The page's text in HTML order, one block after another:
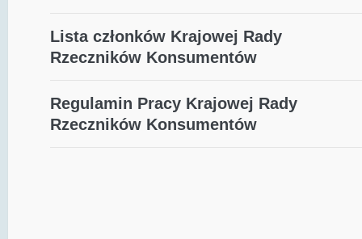
Lista członków Krajowej Rady
Rzeczników Konsumentów
Regulamin Pracy Krajowej Rady
Rzeczników Konsumentów